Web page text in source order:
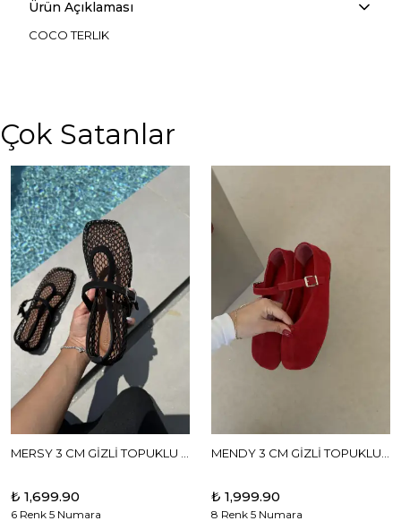
Ürün Açıklaması
COCO TERLIK
Çok Satanlar
₺ 1,699.90
6 Renk 5 Numara
₺ 1,999.90
8 Renk 5 Numara